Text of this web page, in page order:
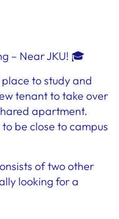
– Near JKU! 🎓
to study and
tenant to take over
apartment.
be close to campus
of two other
looking for a